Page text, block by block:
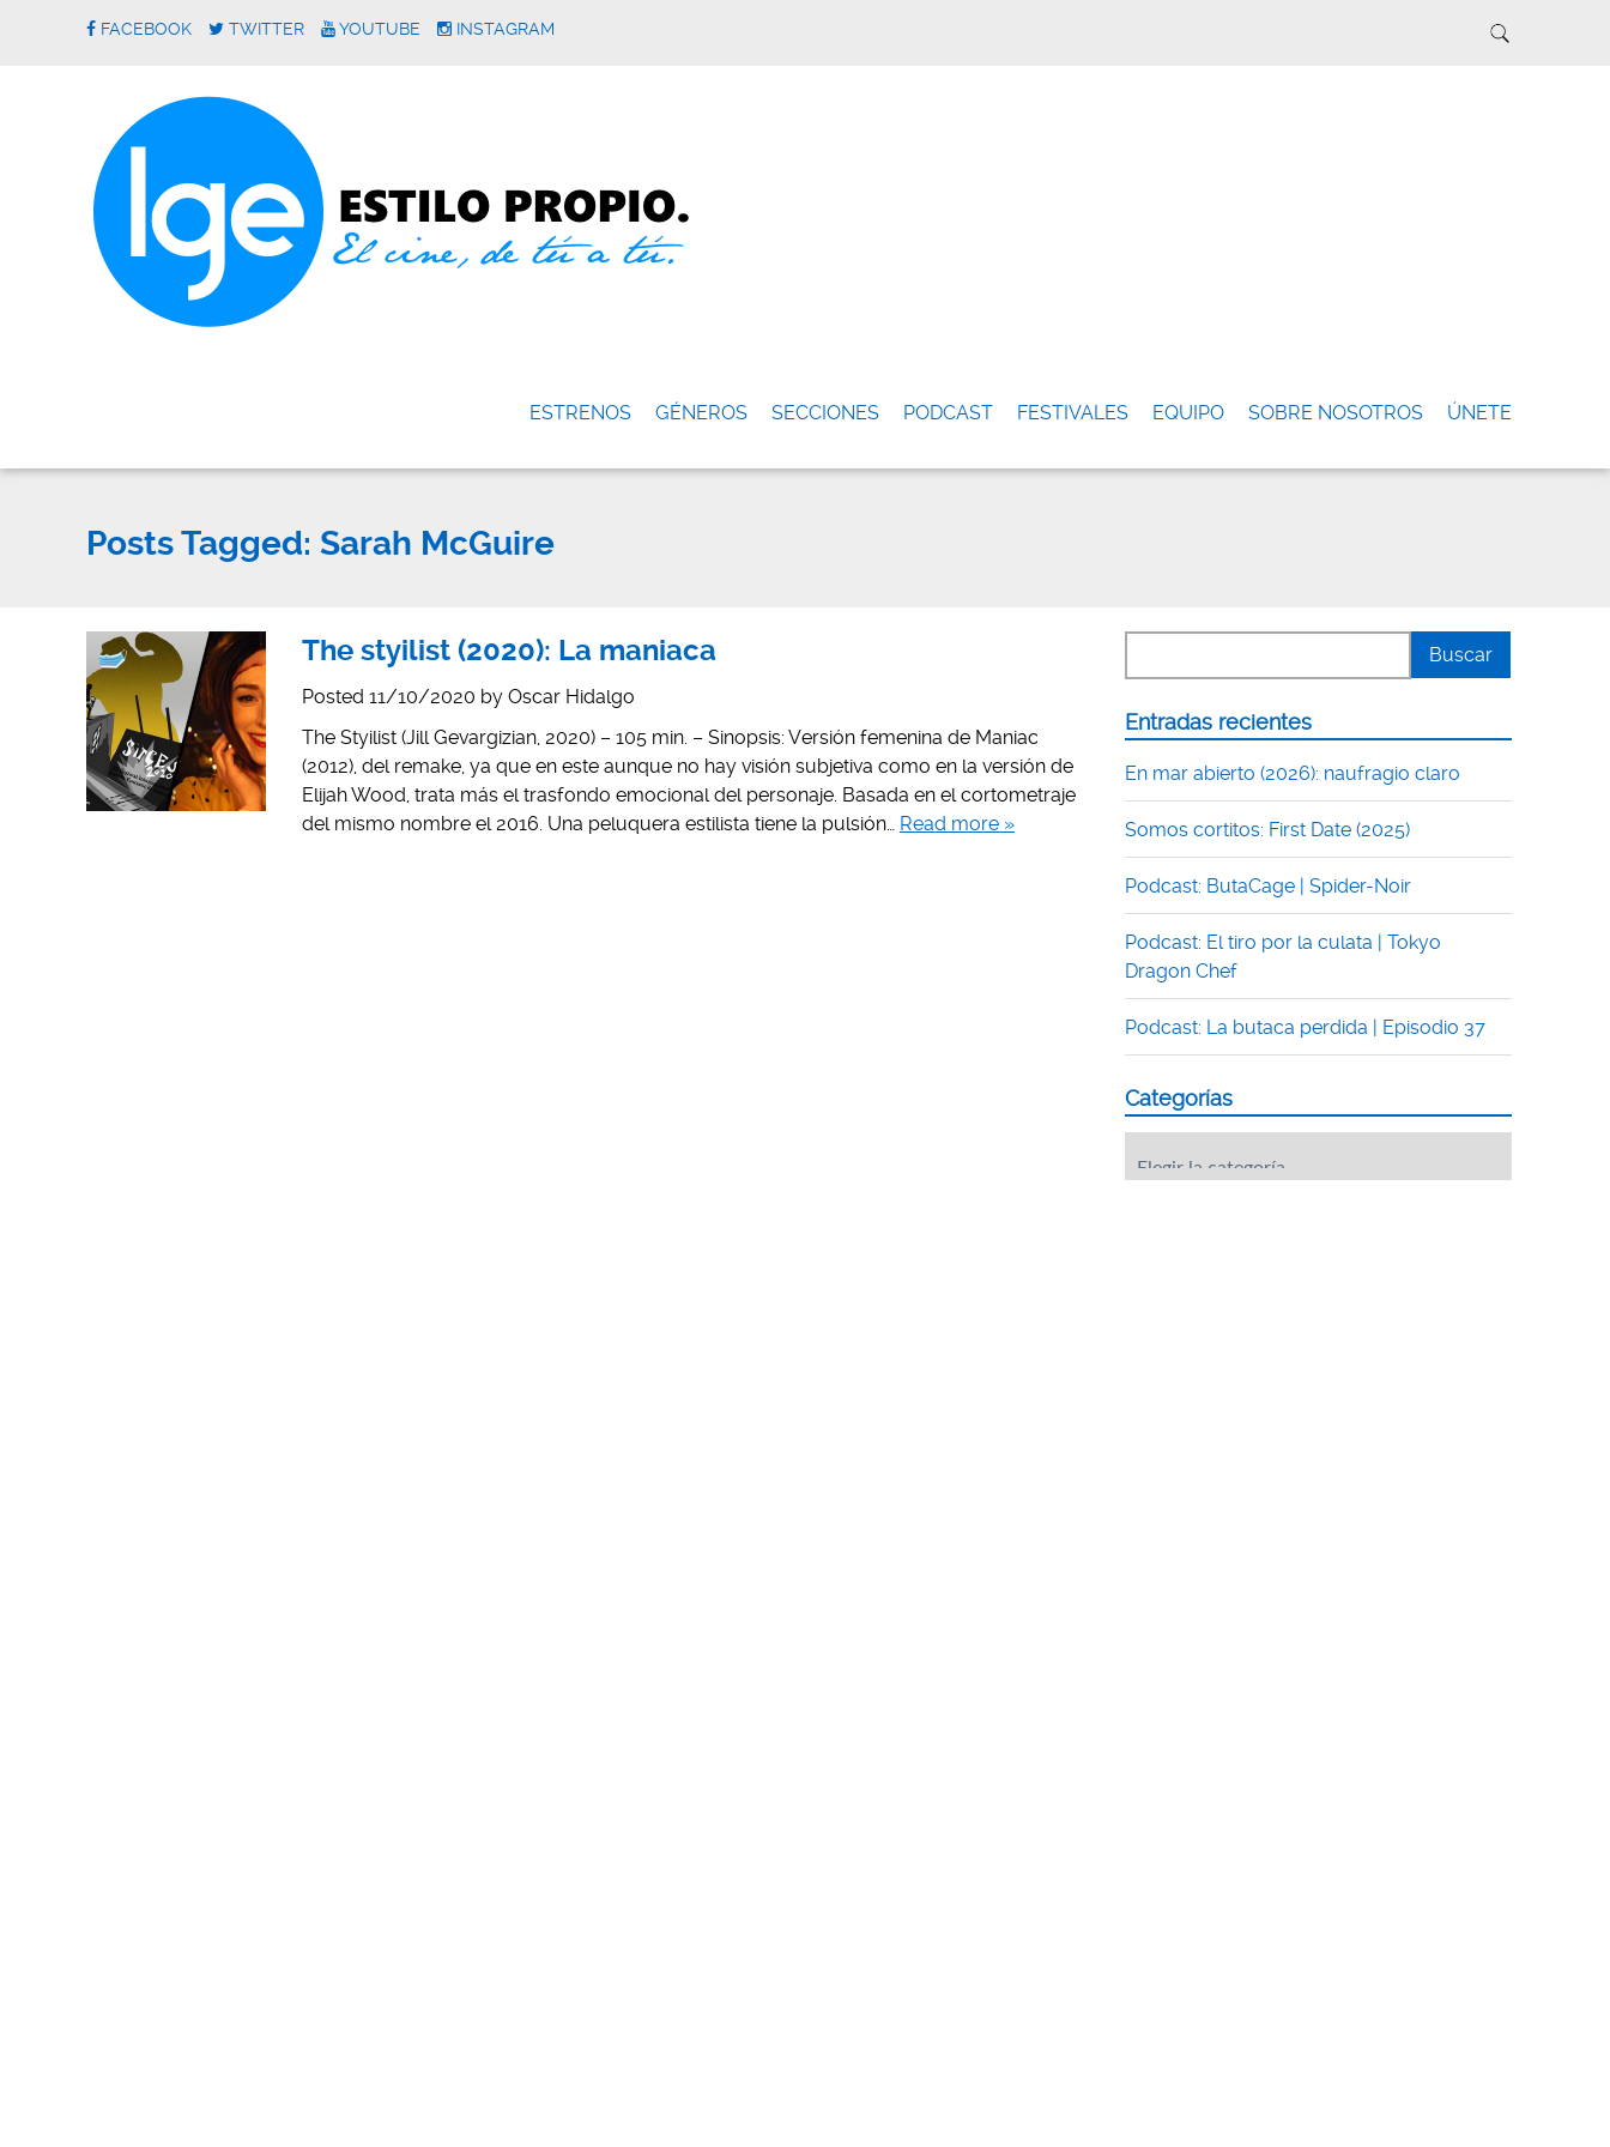
FACEBOOK TWITTER YOUTUBE INSTAGRAM
ESTRENOS GÉNEROS SECCIONES PODCAST FESTIVALES EQUIPO SOBRE NOSOTROS ÚNETE
Posts Tagged: Sarah McGuire
The styilist (2020): La maniaca
Posted 11/10/2020 by Oscar Hidalgo
The Styilist (Jill Gevargizian, 2020) – 105 min. – Sinopsis: Versión femenina de Maniac
(2012), del remake, ya que en este aunque no hay visión subjetiva como en la versión de
Elijah Wood, trata más el trasfondo emocional del personaje. Basada en el cortometraje
del mismo nombre el 2016. Una peluquera estilista tiene la pulsión… Read more »
Entradas recientes
En mar abierto (2026): naufragio claro
Somos cortitos: First Date (2025)
Podcast: ButaCage | Spider-Noir
Podcast: El tiro por la culata | Tokyo
Dragon Chef
Podcast: La butaca perdida | Episodio 37
Categorías